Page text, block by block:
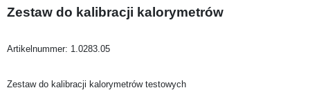
Zestaw do kalibracji kalorymetrów
Artikelnummer: 1.0283.05
Zestaw do kalibracji kalorymetrów testowych